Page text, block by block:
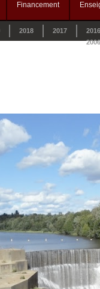
Financement
2018 2017
2016
2006